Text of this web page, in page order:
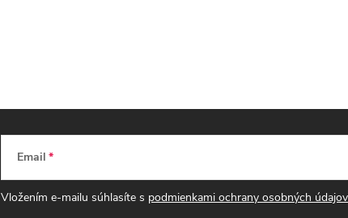
Email
Vložením e-mailu súhlasíte s podmienkami ochrany osobných údajov